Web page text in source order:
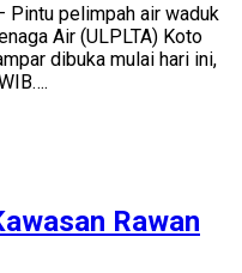
Pintu pelimpah air waduk
Air (ULPLTA) Koto
dibuka mulai hari ini,
Rawan